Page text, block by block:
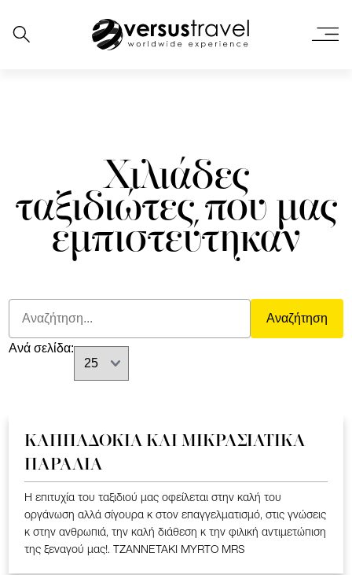
Χιλιάδες
ταξιδιώτες που μας
εμπιστεύτηκαν
Αναζήτηση
Ανά σελίδα:
ΚΑΠΠΑΔΟΚΙΑ ΚΑΙ ΜΙΚΡΑΣΙΑΤΙΚΑ
ΠΑΡΑΛΙΑ
Η επιτυχία του ταξιδιού μας οφείλεται στην καλή του
οργάνωση αλλά σίγουρα κ στον επαγγελματισμό, στις γνώσεις
κ στην ανθρωπιά, την καλή διάθεση κ την φιλική αντιμετώπιση
της ξεναγού μας!. TZANNETAKI MYRTO MRS